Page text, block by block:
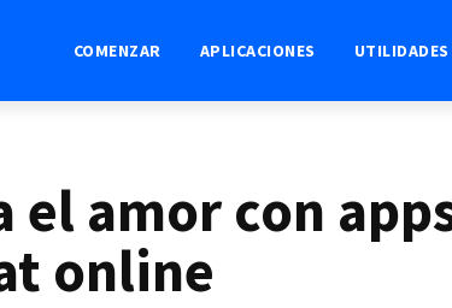
COMENZAR APLICACIONES UTILIDADES
el amor con
online